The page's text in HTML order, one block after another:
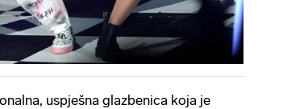
uspješna glazbenica koja je